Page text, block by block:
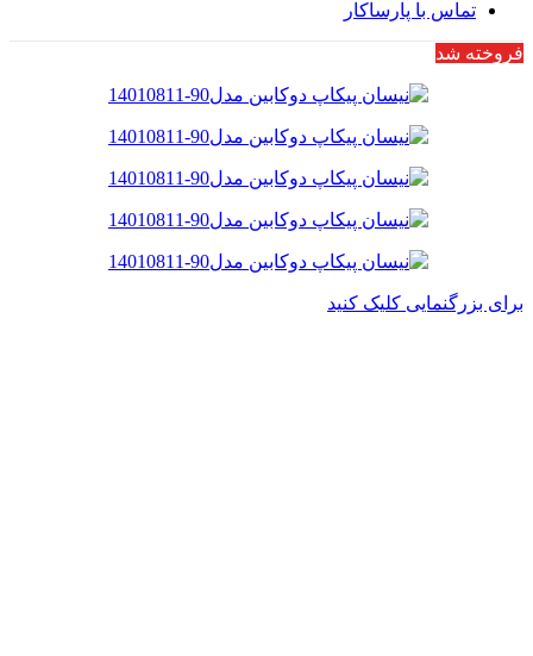
تماس با پارساکار
فروخته شد
برای بزرگنمایی کلیک کنید